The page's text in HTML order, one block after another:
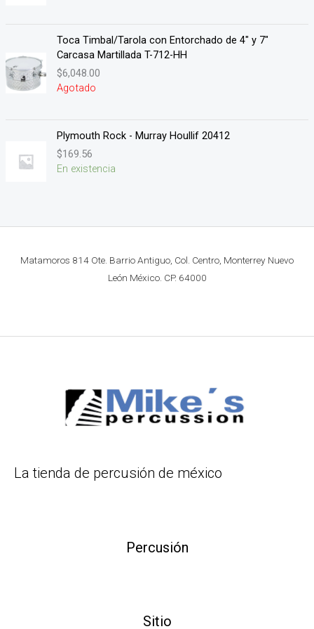
Toca Timbal/Tarola con Entorchado de 4" y 7"
Carcasa Martillada T-712-HH
$6,048.00
Agotado
Plymouth Rock - Murray Houllif 20412
$169.56
En existencia
Matamoros 814 Ote. Barrio Antiguo, Col. Centro, Monterrey Nuevo
León México. CP. 64000
La tienda de percusión de méxico
Percusión
Sitio